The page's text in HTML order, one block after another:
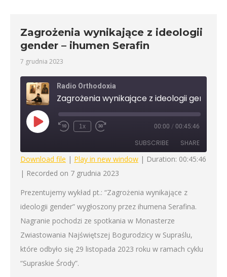
Zagrożenia wynikające z ideologii
gender – ihumen Serafin
7 grudnia 2023
Radio Orthodoxia
Play
EpisodeRewind
1x
Fast
seconds
00:00 / 00:45:46
SUBSCRIBE SHARE
SHARE
LINK
EMBED
Download file | Play in new window | Duration: 00:45:46
| Recorded on 7 grudnia 2023
Prezentujemy wykład pt.: “Zagrożenia wynikające z
ideologii gender” wygłoszony przez ihumena Serafina.
Nagranie pochodzi ze spotkania w Monasterze
Zwiastowania Najświętszej Bogurodzicy w Supraślu,
które odbyło się 29 listopada 2023 roku w ramach cyklu
“Supraskie Środy”.